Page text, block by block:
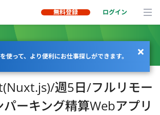
無料登録 ログイン
使って、より便利にお仕事探しができます。
週5日/フルリモー
パーキング精算Webアプリ